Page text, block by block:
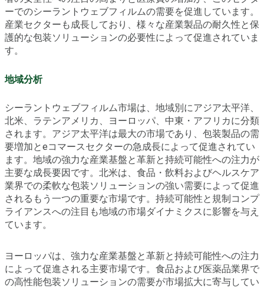
ーでのシーラントウェブフィルムの需要を促進しています。
産業セクターも成長しており、様々な産業製品の耐久性と保
護的な包装ソリューションの必要性によって促進されていま
す。
地域分析
シーラントウェブフィルム市場は、地域別にアジア太平洋、
北米、ラテンアメリカ、ヨーロッパ、中東・アフリカに分類
されます。アジア太平洋は最大の市場であり、包装製品の需
要増加とeコマースセクターの急成長によって促進されてい
ます。地域の強力な産業基盤と革新と持続可能性への注力が
主要な成長要因です。北米は、食品・飲料およびヘルスケア
業界での柔軟な包装ソリューションの強い需要によって促進
されるもう一つの重要な市場です。持続可能性と規制コンプ
ライアンスへの注目も地域の市場ダイナミクスに影響を与え
ています。
ヨーロッパは、強力な産業基盤と革新と持続可能性への注力
によって促進される主要市場です。食品および医薬品業界で
の高性能包装ソリューションの需要が市場拡大に寄与してい